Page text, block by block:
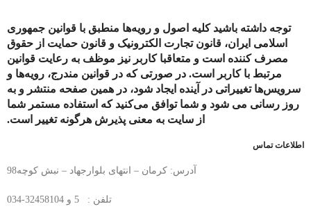
توجه داشته باشید کلیه اصول و رویه‏‌ها منطبق با قوانین جمهوری
اسلامی ایران، قانون تجارت الکترونیک و قانون حمایت از حقوق
مصرف کننده است و متعاقبا کاربر نیز موظف به رعایت قوانین
مرتبط با کاربر است. در صورتی که در قوانین مندرج، رویه‏‌ها و
سرویس‏‌ها تغییراتی در آینده ایجاد شود، در همین صفحه منتشر و به
روز رسانی می شود و شما توافق می‏‌کنید که استفاده مستمر شما
از سایت به معنی پذیرش هرگونه تغییر است.
اطلاعات تماس
آدرس: کرمان – انتهای بلوارجهاد – نبش کوچه98
تلفن : 5 و 32458104-034